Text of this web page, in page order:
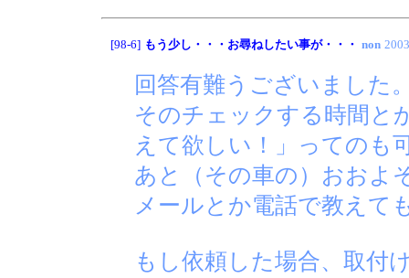
[98-6] もう少し・・・お尋ねしたい事が・・・ non
回答有難うございました
そのチェックする時間と
えて欲しい！」ってのも
あと（その車の）おおよ
メールとか電話で教えて
もし依頼した場合、取付